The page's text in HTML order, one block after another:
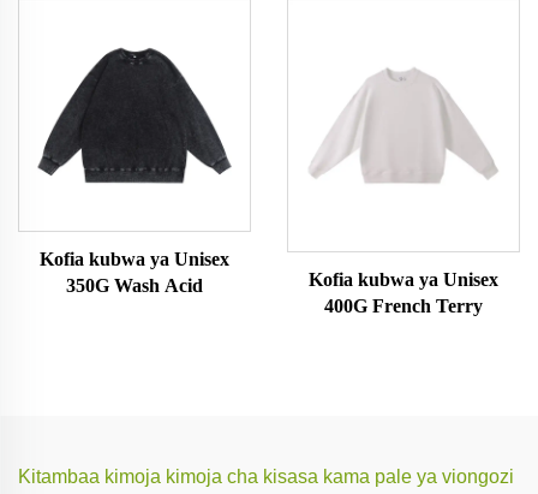
Kofia kubwa ya Unisex
350G Wash Acid
Kofia kubwa ya Unisex
400G French Terry
Kitambaa kimoja kimoja cha kisasa kama pale ya viongozi